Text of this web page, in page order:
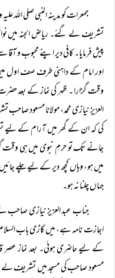
جمعرات کو مدینہ النبی صلی اللہ
تشریف لے گئے۔ ریاض الجنہ میں
پیش فرمایا۔ کافی دیر اپنے محبوب و
اور امام کے داہنی طرف صف اول
وقت گزارا ۔ ظہر کی نماز کے بعد
العزیز نیازی محمد، مولانا
کی کہ ان کے گھر میں آرام کے
جانے تک تو حرمِ نبوی میں ہی وقت
میں ہو، وہاں کچھ دیر کے لیے چلے
جہاں چلنا نہ ہو۔
جناب عبد العزیز نیازی
اجازت نامہ ہے، میں گاڑی باب
کے لیے حاضری ہوئی۔ بعد نماز عصر
مسعود صاحب کی مسجد میں تشریف لے